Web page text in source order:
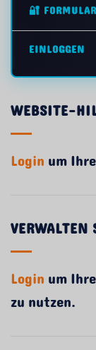
🔐
EINLOGGEN
WEBSITE-
Loginum
Loginum
zu nutzen.